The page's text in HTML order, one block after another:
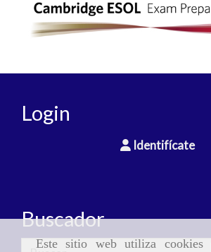
Este sitio web utiliza cookies
Login
Identifícate
Buscador